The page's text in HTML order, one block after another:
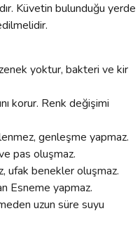
Küvetin bulunduğu yerde
yoktur, bakteri ve kir
korur. Renk değişimi
genleşme yapmaz.
pas oluşmaz.
ufak benekler oluşmaz.
Esneme yapmaz.
uzun süre suyu